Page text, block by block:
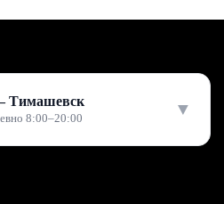
Тимашевск
8:00–20:00 ▼